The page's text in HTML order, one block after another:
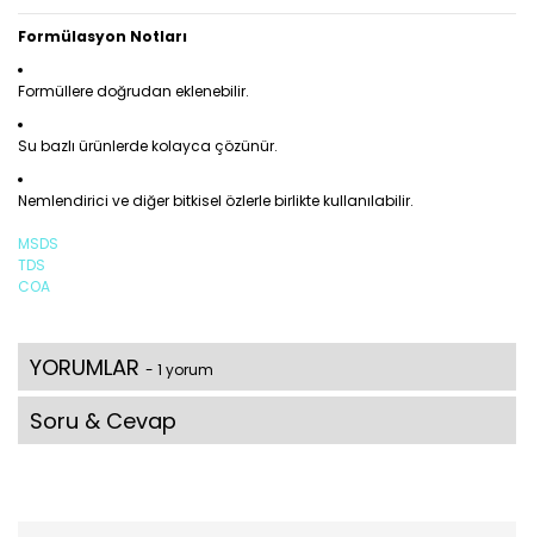
Formülasyon Notları
Formüllere doğrudan eklenebilir.
Su bazlı ürünlerde kolayca çözünür.
Nemlendirici ve diğer bitkisel özlerle birlikte kullanılabilir.
MSDS
TDS
COA
YORUMLAR - 1 yorum
Soru & Cevap